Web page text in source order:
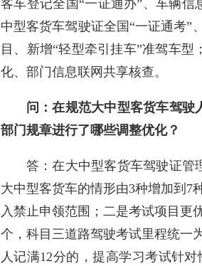
客车登记全国“一证通办”、车辆信
中型客货车驾驶证全国“一证通考”
目、新增“轻型牵引挂车”准驾车
化、部门信息联网共享核查。
问：在规范大中型客货车驾驶
部门规章进行了哪些调整优化？
答：在大中型客货车驾驶证管
大中型客货车的情形由3种增加到7
入禁止申领范围；二是考试项目更
个，科目三道路驾驶考试里程统一
人记满12分的，提高学习考试针